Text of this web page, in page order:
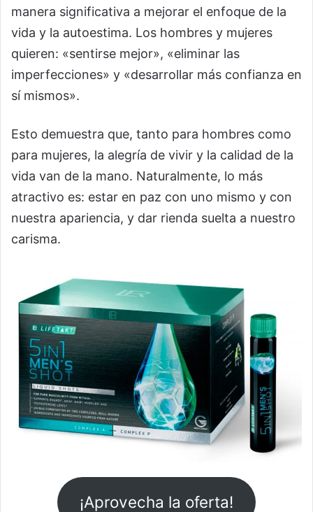
manera significativa a mejorar el enfoque de la
vida y la autoestima. Los hombres y mujeres
quieren: «sentirse mejor», «eliminar las
imperfecciones» y «desarrollar más confianza en
sí mismos».
Esto demuestra que, tanto para hombres como
para mujeres, la alegría de vivir y la calidad de la
vida van de la mano. Naturalmente, lo más
atractivo es: estar en paz con uno mismo y con
nuestra apariencia, y dar rienda suelta a nuestro
carisma.
¡Aprovecha la oferta!